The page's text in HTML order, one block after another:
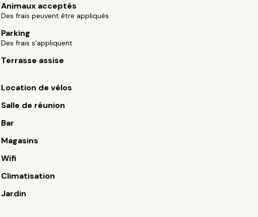
Animaux acceptés
Des frais peuvent être appliqués
Parking
Des frais s'appliquent
Terrasse assise
Location de vélos
Salle de réunion
Bar
Magasins
Wifi
Climatisation
Jardin